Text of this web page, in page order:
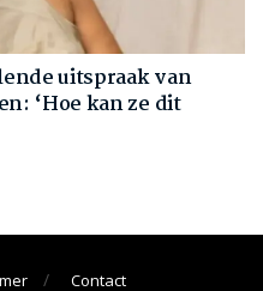
uitspraak van
‘Hoe kan ze dit
Contact